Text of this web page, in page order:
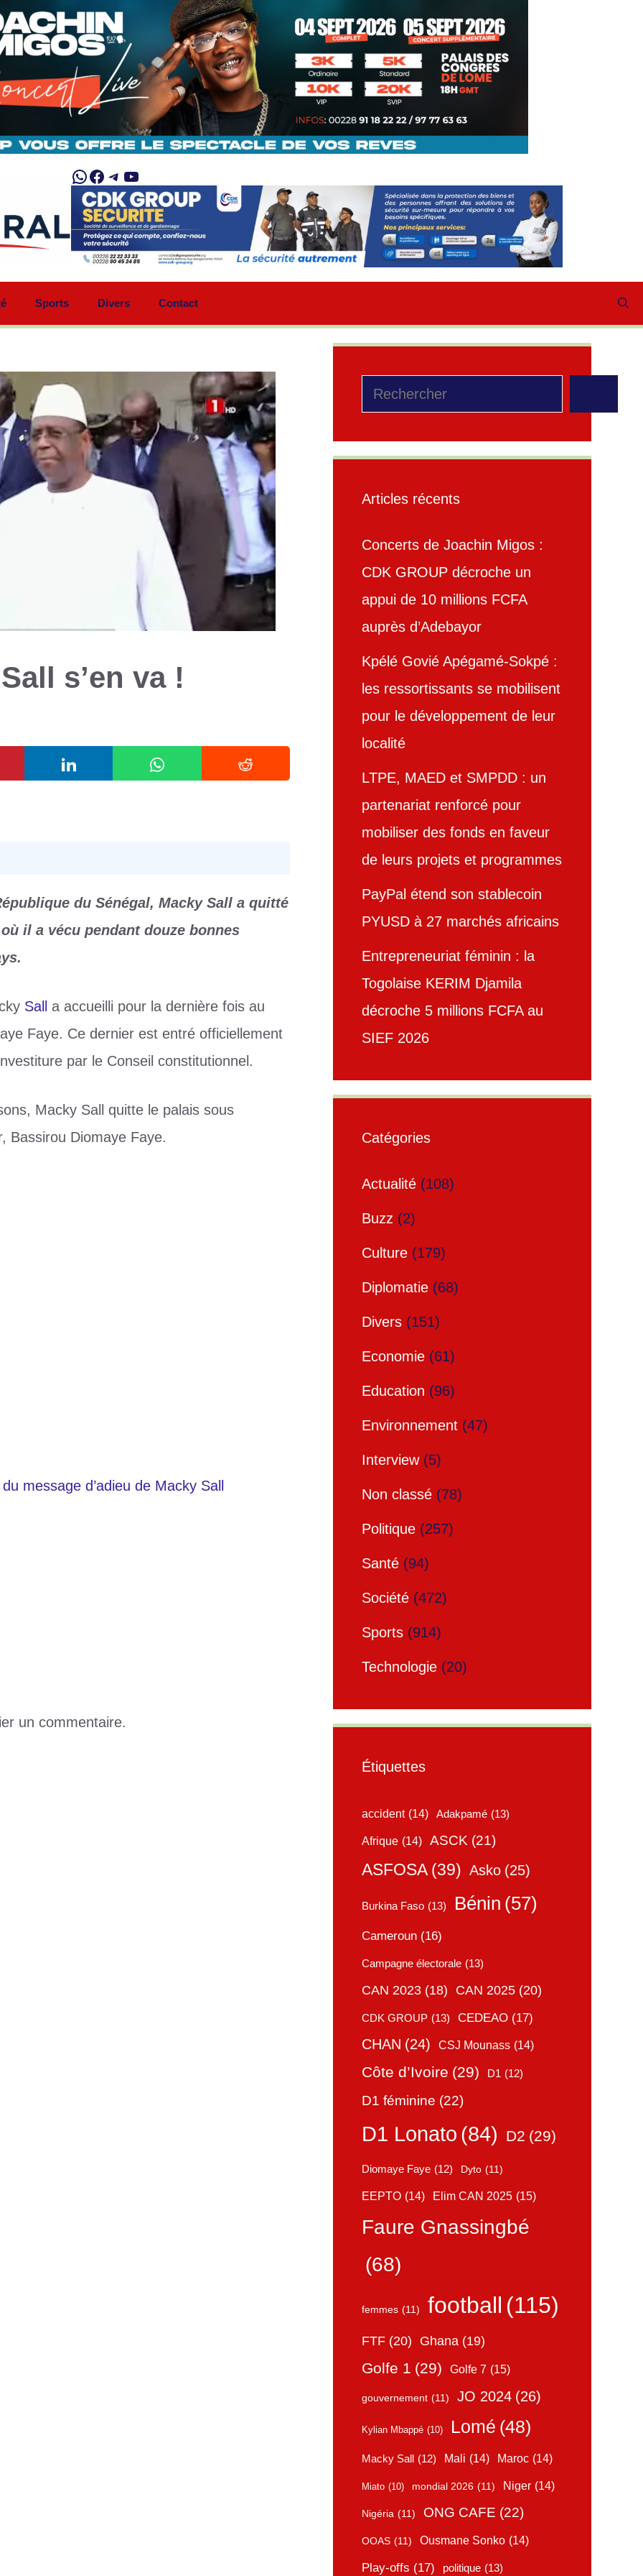
WhatsApp
Facebook
Telegram
YouTube
Sports Divers Contact
s’en va !
du Sénégal, Macky Sall a quitté
il a vécu pendant douze bonnes
Sall
a accueilli pour la dernière fois au
Faye. Ce dernier est entré officiellement
par le Conseil constitutionnel.
Macky Sall quitte le palais sous
Bassirou Diomaye Faye.
message d’adieu de Macky Sall
un commentaire.
Rechercher
Articles récents
Concerts de Joachin Migos :
CDK GROUP décroche un
appui de 10 millions FCFA
auprès d’Adebayor
Kpélé Govié Apégamé-Sokpé :
les ressortissants se mobilisent
pour le développement de leur
localité
LTPE, MAED et SMPDD : un
partenariat renforcé pour
mobiliser des fonds en faveur
de leurs projets et programmes
PayPal étend son stablecoin
PYUSD à 27 marchés africains
Entrepreneuriat féminin : la
Togolaise KERIM Djamila
décroche 5 millions FCFA au
SIEF 2026
Catégories
Actualité (108)
Buzz (2)
Culture (179)
Diplomatie (68)
Divers (151)
Economie (61)
Education (96)
Environnement (47)
Interview(5)
Non classé (78)
Politique (257)
Santé (94)
Société (472)
Sports (914)
Technologie (20)
Étiquettes
accident (14) Adakpamé (13)
Afrique (14) ASCK (21)
ASFOSA (39) Asko (25)
Burkina Faso (13) Bénin (57)
Cameroun (16)
Campagne électorale (13)
CAN 2023 (18) CAN 2025 (20)
CDK GROUP (13) CEDEAO (17)
CHAN (24) CSJ Mounass (14)
Côte d’Ivoire (29) D1 (12)
D1 féminine (22)
D1 Lonato (84) D2 (29)
Diomaye Faye (12) Dyto (11)
EEPTO (14) Elim CAN 2025 (15)
Faure Gnassingbé
(68)
femmes (11) football (115)
FTF (20) Ghana (19)
Golfe 1 (29) Golfe 7 (15)
gouvernement (11) JO 2024 (26)
Kylian Mbappé (10) Lomé (48)
Macky Sall (12) Mali (14) Maroc (14)
Miato (10) mondial 2026 (11) Niger (14)
Nigéria (11) ONG CAFE (22)
OOAS (11) Ousmane Sonko (14)
Play-offs (17) politique (13)